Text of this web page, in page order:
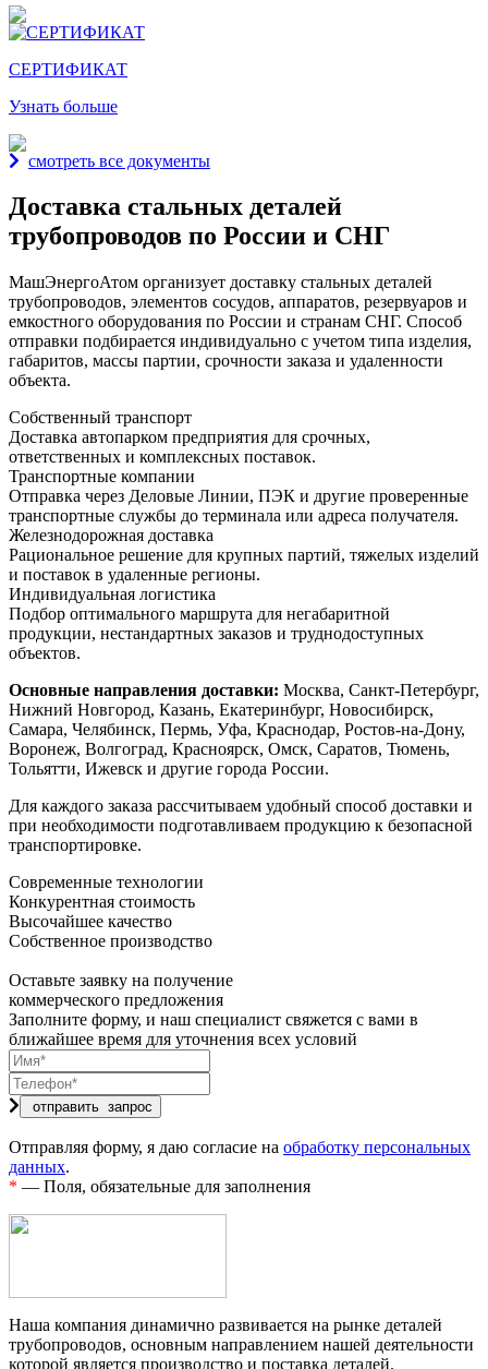
СЕРТИФИКАТ
Узнать больше
смотреть все документы
Доставка стальных деталей
трубопроводов по России и СНГ
МашЭнергоАтом организует доставку стальных деталей
трубопроводов, элементов сосудов, аппаратов, резервуаров и
емкостного оборудования по России и странам СНГ. Способ
отправки подбирается индивидуально с учетом типа изделия,
габаритов, массы партии, срочности заказа и удаленности
объекта.
Собственный транспорт
Доставка автопарком предприятия для срочных,
ответственных и комплексных поставок.
Транспортные компании
Отправка через Деловые Линии, ПЭК и другие проверенные
транспортные службы до терминала или адреса получателя.
Железнодорожная доставка
Рациональное решение для крупных партий, тяжелых изделий
и поставок в удаленные регионы.
Индивидуальная логистика
Подбор оптимального маршрута для негабаритной
продукции, нестандартных заказов и труднодоступных
объектов.
Основные направления доставки: Москва, Санкт-Петербург,
Нижний Новгород, Казань, Екатеринбург, Новосибирск,
Самара, Челябинск, Пермь, Уфа, Краснодар, Ростов-на-Дону,
Воронеж, Волгоград, Красноярск, Омск, Саратов, Тюмень,
Тольятти, Ижевск и другие города России.
Для каждого заказа рассчитываем удобный способ доставки и
при необходимости подготавливаем продукцию к безопасной
транспортировке.
Современные технологии
Конкурентная стоимость
Высочайшее качество
Собственное производство
Оставьте заявку на получение
коммерческого предложения
Заполните форму, и наш специалист свяжется с вами в
ближайшее время для уточнения всех условий
Отправляя форму, я даю согласие на обработку персональных
данных.
* — Поля, обязательные для заполнения
Наша компания динамично развивается на рынке деталей
трубопроводов, основным направлением нашей деятельности
которой является производство и поставка деталей.